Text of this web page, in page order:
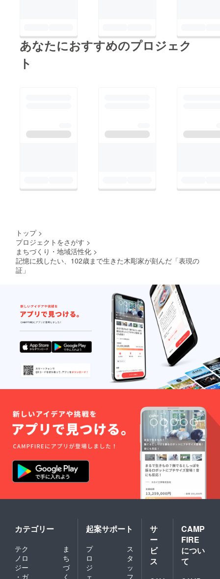
あなたにおすすめのプロジェク
ト
トップ >
プロジェクトをさがす >
まちづくり・地域活性化 >
記憶に残したい、102歳まで生きた木彫家が刻んだ「表現の
証」
カテゴリー
テク
ノロ
ジー
・ガ
ま
ち
づ
く
起案サポート
プ
ロ
ジ
ェ
ス
タ
ッ
フ
サ
ー
ビ
ス
CAMP
FIRE
につい
て